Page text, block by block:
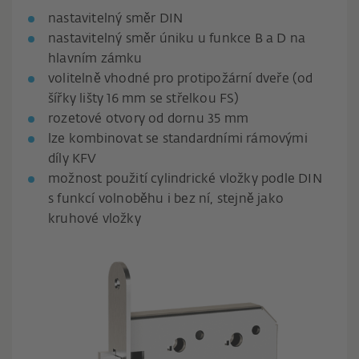
nastavitelný směr DIN
nastavitelný směr úniku u funkce B a D na
hlavním zámku
volitelně vhodné pro protipožární dveře (od
šířky lišty 16 mm se střelkou FS)
rozetové otvory od dornu 35 mm
lze kombinovat se standardními rámovými
díly KFV
možnost použití cylindrické vložky podle DIN
s funkcí volnoběhu i bez ní, stejně jako
kruhové vložky